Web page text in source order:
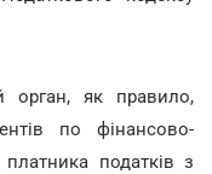
як правило,
по фінансово-
податків з